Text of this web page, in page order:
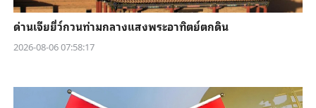
ด่านเจียยี่ว์กวนท่ามกลางแสงพระอาทิตย์ตกดิน
2026-08-06 07:58:17